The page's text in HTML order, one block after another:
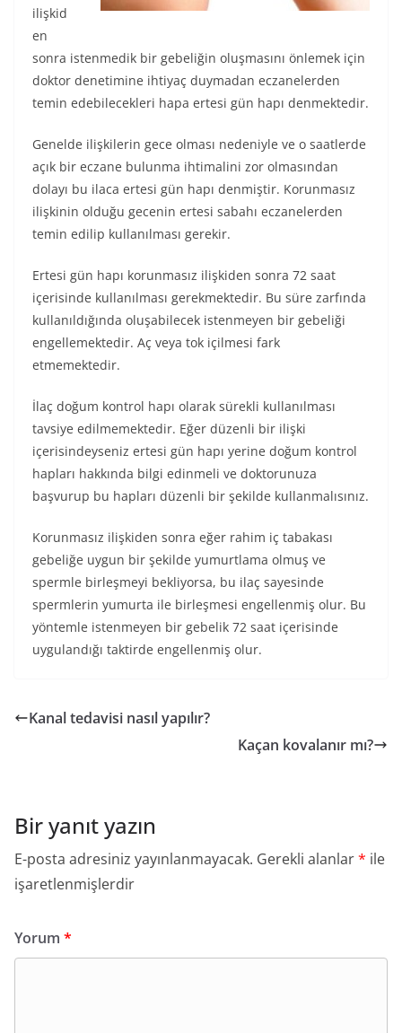
ilişkid
en
sonra istenmedik bir gebeliğin oluşmasını önlemek için
doktor denetimine ihtiyaç duymadan eczanelerden
temin edebilecekleri hapa ertesi gün hapı denmektedir.
Genelde ilişkilerin gece olması nedeniyle ve o saatlerde
açık bir eczane bulunma ihtimalini zor olmasından
dolayı bu ilaca ertesi gün hapı denmiştir. Korunmasız
ilişkinin olduğu gecenin ertesi sabahı eczanelerden
temin edilip kullanılması gerekir.
Ertesi gün hapı korunmasız ilişkiden sonra 72 saat
içerisinde kullanılması gerekmektedir. Bu süre zarfında
kullanıldığında oluşabilecek istenmeyen bir gebeliği
engellemektedir. Aç veya tok içilmesi fark
etmemektedir.
İlaç doğum kontrol hapı olarak sürekli kullanılması
tavsiye edilmemektedir. Eğer düzenli bir ilişki
içerisindeyseniz ertesi gün hapı yerine doğum kontrol
hapları hakkında bilgi edinmeli ve doktorunuza
başvurup bu hapları düzenli bir şekilde kullanmalısınız.
Korunmasız ilişkiden sonra eğer rahim iç tabakası
gebeliğe uygun bir şekilde yumurtlama olmuş ve
spermle birleşmeyi bekliyorsa, bu ilaç sayesinde
spermlerin yumurta ile birleşmesi engellenmiş olur. Bu
yöntemle istenmeyen bir gebelik 72 saat içerisinde
uygulandığı taktirde engellenmiş olur.
Kanal tedavisi nasıl yapılır?
Kaçan kovalanır mı?
Bir yanıt yazın
E-posta adresiniz yayınlanmayacak. Gerekli alanlar* ile
işaretlenmişlerdir
Yorum *